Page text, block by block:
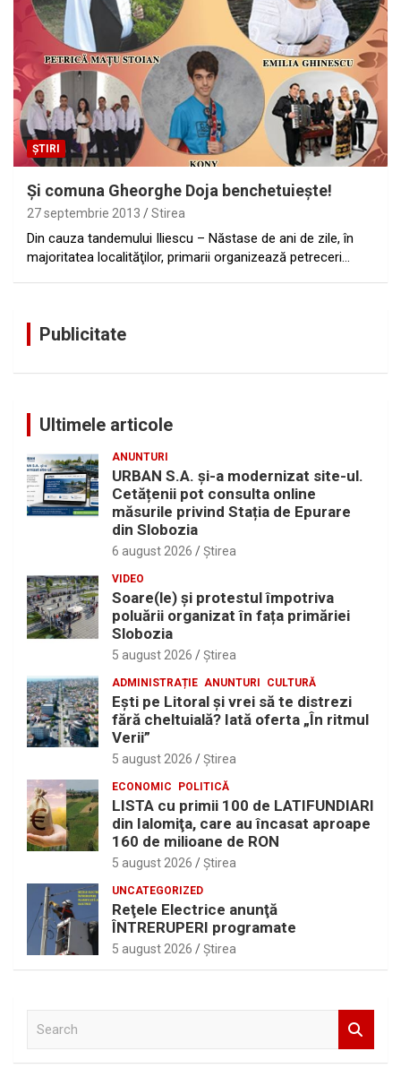
ȘTIRI
Şi comuna Gheorghe Doja benchetuieşte!
27 septembrie 2013 Stirea
Din cauza tandemului Iliescu – Năstase de ani de zile, în
majoritatea localităţilor, primarii organizează petreceri…
Publicitate
Ultimele articole
ANUNTURI
URBAN S.A. și-a modernizat site-ul.
Cetățenii pot consulta online
măsurile privind Stația de Epurare
din Slobozia
6 august 2026 Ştirea
VIDEO
Soare(le) și protestul împotriva
poluării organizat în fața primăriei
Slobozia
5 august 2026 Ştirea
ADMINISTRAȚIE ANUNTURI CULTURĂ
Eşti pe Litoral şi vrei să te distrezi
fără cheltuială? Iată oferta „În ritmul
Verii”
5 august 2026 Ştirea
ECONOMIC POLITICĂ
LISTA cu primii 100 de LATIFUNDIARI
din Ialomiţa, care au încasat aproape
160 de milioane de RON
5 august 2026 Ştirea
UNCATEGORIZED
Reţele Electrice anunţă
ÎNTRERUPERI programate
5 august 2026 Ştirea